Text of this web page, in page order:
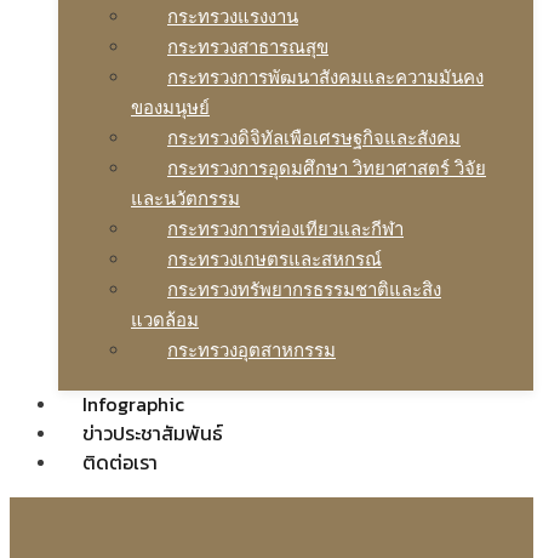
กระทรวงแรงงาน
กระทรวงสาธารณสุข
กระทรวงการพัฒนาสังคมและความมันคง
ของมนุษย์
กระทรวงดิจิทัลเพือเศรษฐกิจและสังคม
กระทรวงการอุดมศึกษา วิทยาศาสตร์ วิจัย
และนวัตกรรม
กระทรวงการท่องเทียวและกีฬา
กระทรวงเกษตรและสหกรณ์
กระทรวงทรัพยากรธรรมชาติและสิง
แวดล้อม
กระทรวงอุตสาหกรรม
Infographic
ข่าวประชาสัมพันธ์
ติดต่อเรา